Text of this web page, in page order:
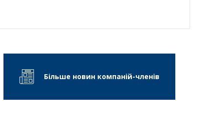
Більше новин компаній-членів